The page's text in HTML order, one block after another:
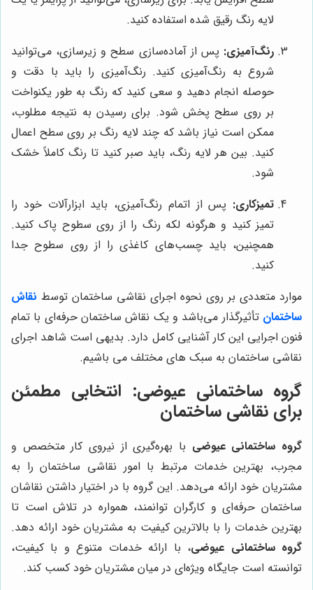
لایه رنگ رقیق شده استفاده کنید.
رنگ‌آمیزی: پس از آماده‌سازی سطح و زیرسازی، می‌توانید
شروع به رنگ‌آمیزی کنید. رنگ‌آمیزی را باید با دقت و
حوصله انجام دهید و سعی کنید که رنگ به طور یکنواخت
بر روی سطح پخش شود. برای رسیدن به نتیجه مطلوب،
ممکن است نیاز باشد که چند لایه رنگ بر روی سطح اعمال
کنید. بین هر لایه رنگ، باید صبر کنید تا رنگ کاملاً خشک
شود.
تمیزکاری: پس از اتمام رنگ‌آمیزی، باید ابزارآلات خود را
تمیز کنید و هرگونه لکه رنگ را از روی سطوح پاک کنید.
همچنین، باید چسب‌های کاغذی را از روی سطوح جدا
کنید.
موارد متعددی بر روی نحوه اجرای نقاشی ساختمان توسط نقاش
ساختمان تأثیرگذار می‌باشد و یک نقاش ساختمان حرفه‌ای با تمام
فنون اجرایی این کار آشنایی کامل دارد. بدیهی است شاهد اجرای
نقاشی ساختمان به سبک های مختلف می باشیم.
گروه ساختمانی عیوضی: انتخابی مطمئن
برای نقاشی ساختمان
گروه ساختمانی عیوضی با بهره‌گیری از نیروی کار متخصص و
مجرب، بهترین خدمات مرتبط با امور نقاشی ساختمان را به
مشتریان خود ارائه می‌دهد. این گروه با در اختیار داشتن نقاشان
ساختمان حرفه‌ای و کارگران توانمند، همواره در تلاش است تا
بهترین خدمات را با بالاترین کیفیت به مشتریان خود ارائه دهد.
گروه ساختمانی عیوضی، با ارائه خدمات متنوع و با کیفیت،
توانسته است جایگاه ویژه‌ای در میان مشتریان خود کسب کند.